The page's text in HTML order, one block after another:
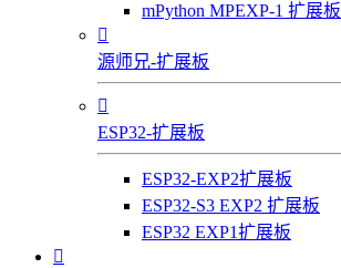
mPython MPEXP-1 扩展板

源师兄-扩展板

ESP32-扩展板
ESP32-EXP2扩展板
ESP32-S3 EXP2 扩展板
ESP32 EXP1扩展板
